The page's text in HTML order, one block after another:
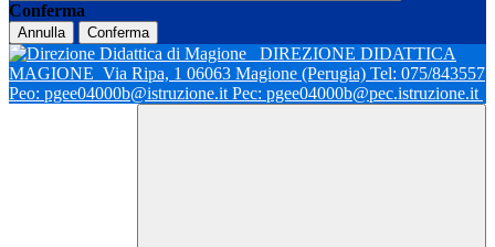
Conferma
Annulla Conferma
DIREZIONE DIDATTICA
MAGIONE Via Ripa, 1 06063 Magione (Perugia) Tel: 075/843557
Peo: pgee04000b@istruzione.it Pec: pgee04000b@pec.istruzione.it